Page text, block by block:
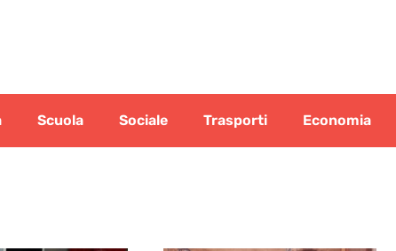
Scuola Sociale Trasporti Economia